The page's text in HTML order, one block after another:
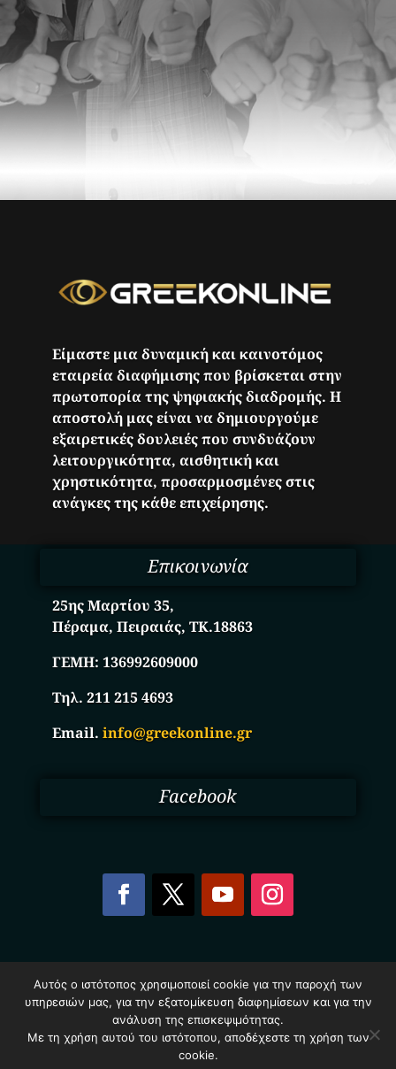
Είμαστε μια δυναμική και καινοτόμος
εταιρεία διαφήμισης που βρίσκεται στην
πρωτοπορία της ψηφιακής διαδρομής. Η
αποστολή μας είναι να δημιουργούμε
εξαιρετικές δουλειές που συνδυάζουν
λειτουργικότητα, αισθητική και
χρηστικότητα, προσαρμοσμένες στις
ανάγκες της κάθε επιχείρησης.
Επικοινωνία
25ης Μαρτίου 35,
Πέραμα, Πειραιάς, ΤΚ.18863
ΓΕΜΗ:136992609000
Τηλ. 211 215 4693
Email.info@greekonline.gr
Facebook
Επιχειρήσεων Ελλάδας – Greekonline.gr. All Rights
Reserved.
Όροι & Προυποθέσεις–Προστασία Προσωπικών
Δεδομένων–Πολιτική Cookies
Αυτός ο ιστότοπος χρησιμοποιεί cookie για την παροχή των
υπηρεσιών μας, για την εξατομίκευση διαφημίσεων και για την
ανάλυση της επισκεψιμότητας.
Με τη χρήση αυτού του ιστότοπου, αποδέχεστε τη χρήση των
cookie.